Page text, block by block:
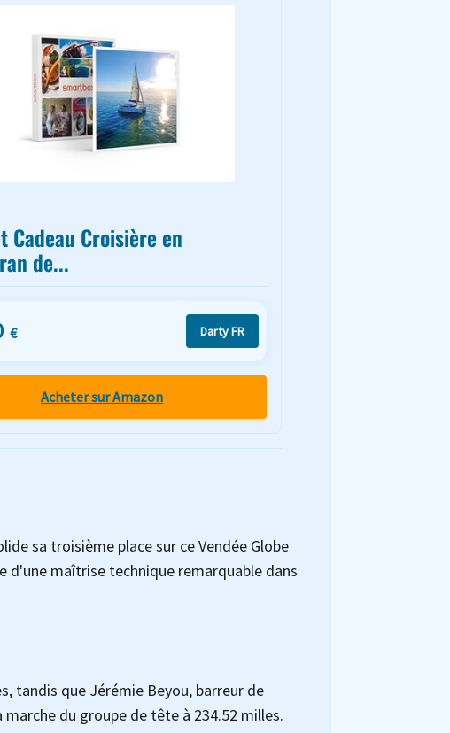
Cadeau Croisière en
de...
€ Darty FR
Acheter sur Amazon
sa troisième place sur ce Vendée Globe
d'une maîtrise technique remarquable dans
tandis que Jérémie Beyou, barreur de
du groupe de tête à 234.52 milles.